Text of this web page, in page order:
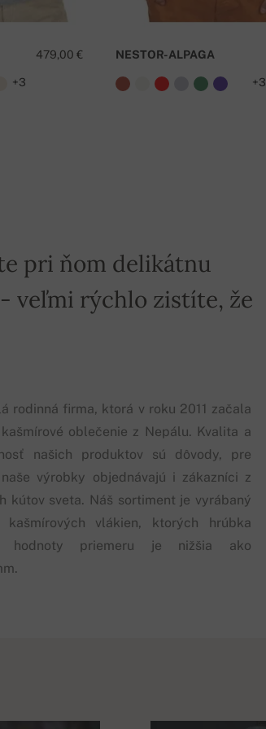
479,00 €
+3
NESTOR-ALPAGA
+3
pri ňom delikátnu
veľmi rýchlo zistíte, že
rodinná firma, ktorá v roku 2011 začala
oblečenie z Nepálu. Kvalita a
našich produktov sú dôvody, pre
výrobky objednávajú i zákazníci z
kútov sveta. Náš sortiment je vyrábaný
vlákien, ktorých hrúbka
hodnoty priemeru je nižšia ako